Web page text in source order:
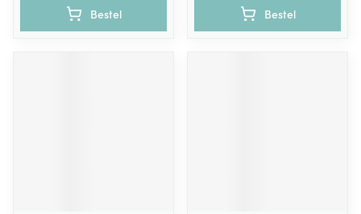
Bestel Bestel